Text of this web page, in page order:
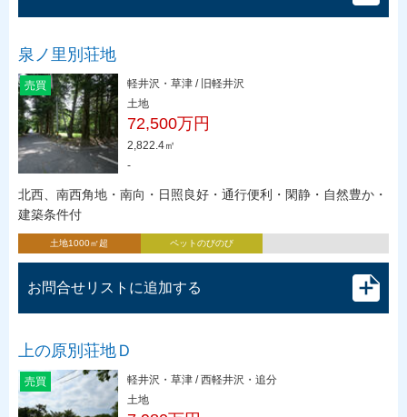
泉ノ里別荘地
売買
軽井沢・草津 / 旧軽井沢
土地
72,500万円
2,822.4㎡
-
北西、南西角地・南向・日照良好・通行便利・閑静・自然豊か・
建築条件付
土地1000㎡超 ペットのびのび
お問合せリストに追加する
上の原別荘地Ｄ
売買
軽井沢・草津 / 西軽井沢・追分
土地